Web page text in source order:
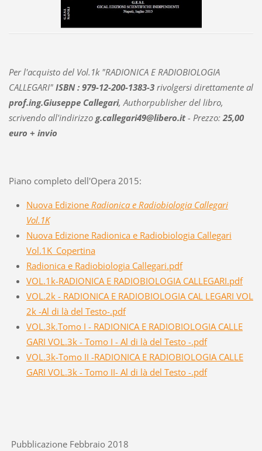
Per l'acquisto del Vol.1k "RADIONICA E RADIOBIOLOGIA
CALLEGARI" ISBN : 979-12-200-1383-3 rivolgersi direttamente al
prof.ing.Giuseppe Callegari, Authorpublisher del libro,
scrivendo all'indirizzo g.callegari49@libero.it- Prezzo:25,00
euro + invio
Piano completo dell'Opera 2015:
Nuova Edizione Radionica e Radiobiologia Callegari
Vol.1K
Nuova Edizione Radionica e Radiobiologia Callegari
Vol.1K_Copertina
Radionica e Radiobiologia Callegari.pdf
VOL.1k-RADIONICA E RADIOBIOLOGIA CALLEGARI.pdf
VOL.2k - RADIONICA E RADIOBIOLOGIA CAL LEGARI VOL
2k -Al di là del Testo-.pdf
VOL.3k.Tomo I - RADIONICA E RADIOBIOLOGIA CALLE
GARI VOL.3k - Tomo I - Al di là del Testo -.pdf
VOL.3k-Tomo II -RADIONICA E RADIOBIOLOGIA CALLE
GARI VOL.3k - Tomo II- Al di là del Testo -.pdf
Pubblicazione Febbraio 2018